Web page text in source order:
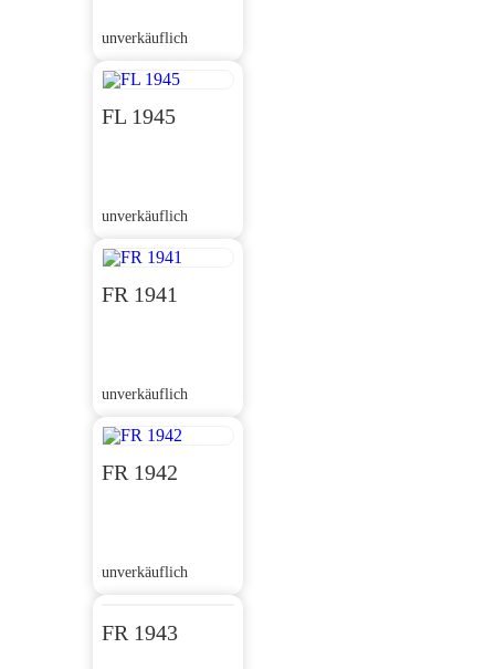
unverkäuflich
FL 1945
unverkäuflich
FR 1941
unverkäuflich
FR 1942
unverkäuflich
FR 1943